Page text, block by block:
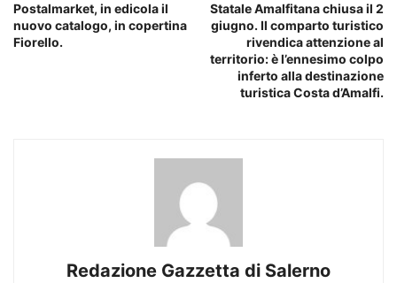
Postalmarket, in edicola il
nuovo catalogo, in copertina
Fiorello.
Statale Amalfitana chiusa il 2
giugno. Il comparto turistico
rivendica attenzione al
territorio: è l’ennesimo colpo
inferto alla destinazione
turistica Costa d’Amalfi.
Redazione Gazzetta di Salerno